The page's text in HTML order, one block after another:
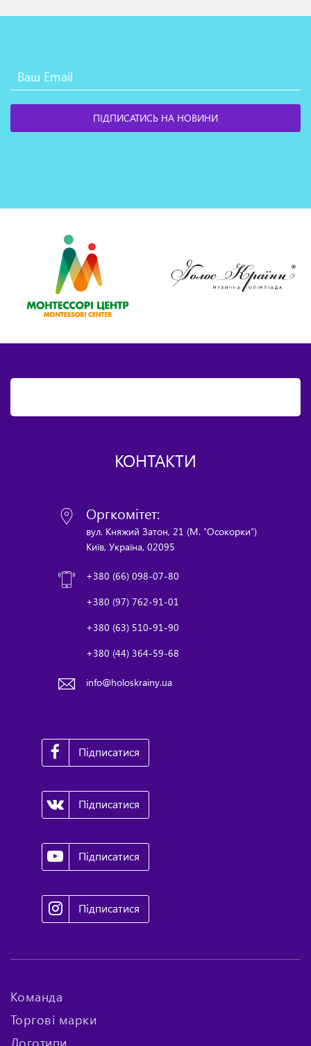
КОНТАКТИ
Оргкомітет:
вул. Княжий Затон, 21 (М. "Осокорки")
Київ, Україна, 02095
+380 (66) 098-07-80
+380 (97) 762-91-01
+380 (63) 510-91-90
+380 (44) 364-59-68
info@holoskrainy.ua
Підписатися
Підписатися
Підписатися
Підписатися
Команда
Торгові марки
Логотипи